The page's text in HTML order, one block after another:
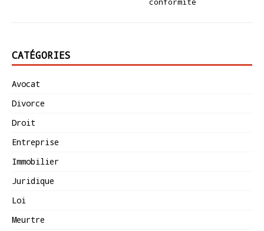
CATÉGORIES
Avocat
Divorce
Droit
Entreprise
Immobilier
Juridique
Loi
Meurtre